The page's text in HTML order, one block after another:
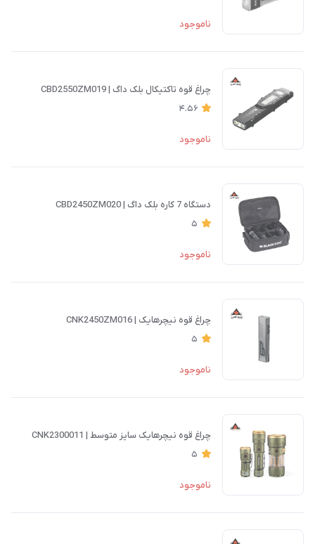
ناموجود
چراغ قوه تاکتیکال بلک داگ | CBD2550ZM019
4.56
ناموجود
دستگاه 7 کاره بلک داگ | CBD2450ZM020
5
ناموجود
چراغ قوه نیچرهایک | CNK2450ZM016
5
ناموجود
چراغ قوه نیچرهایک سایز متوسط | CNK2300011
5
ناموجود